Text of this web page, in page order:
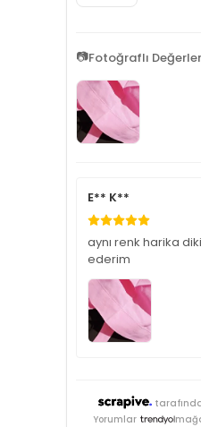
📷Fotoğraflı
E** K**
aynı renk harika
ederim
Yorumlar